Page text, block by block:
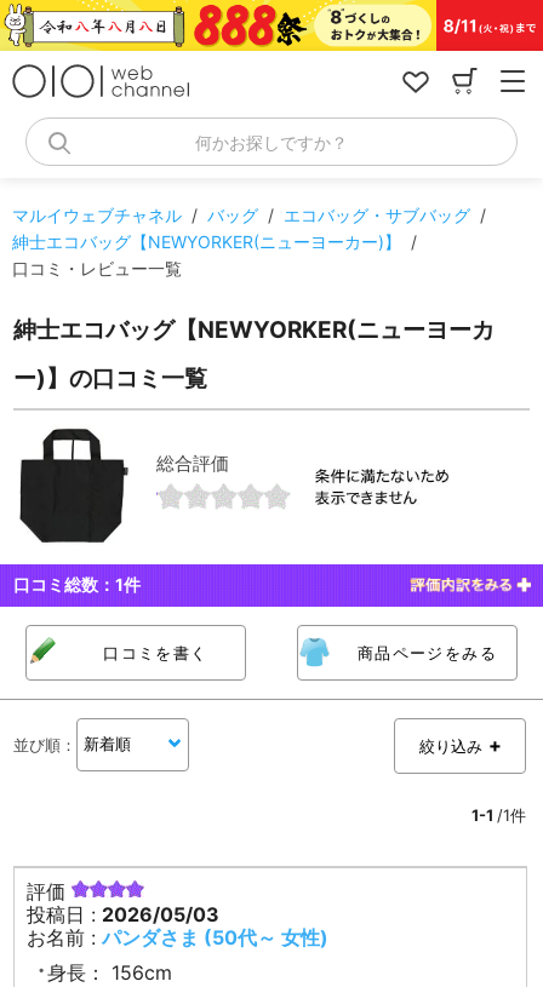
コ
ン
何かお探しですか？
マルイウェブチャネル / バッグ / エコバッグ・サブバッグ /
紳士エコバッグ【NEWYORKER(ニューヨーカー)】
/
口コミ・レビュー一覧
紳士エコバッグ【NEWYORKER(ニューヨーカ
ー)】の口コミ一覧
総合評価
口コミ総数：1件
口コミを書く 商品ページをみる
並び順 ： 絞り込み
1-1 /1件
評価
投稿日 : 2026/05/03
お名前 :パンダさま (50代～ 女性)
身長：
156cm